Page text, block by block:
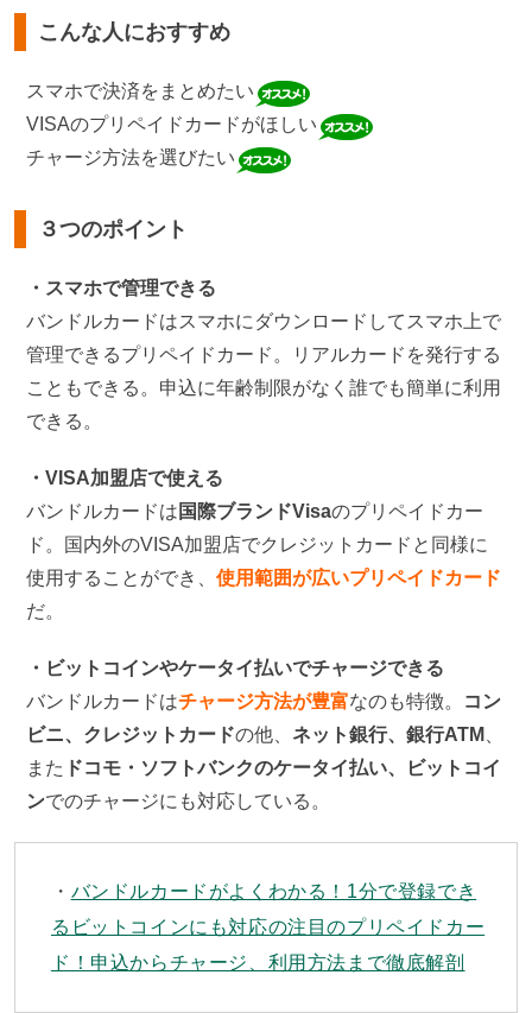
こんな人におすすめ
スマホで決済をまとめたい
VISAのプリペイドカードがほしい
チャージ方法を選びたい
３つのポイント
・スマホで管理できる
バンドルカードはスマホにダウンロードしてスマホ上で
管理できるプリペイドカード。リアルカードを発行する
こともできる。申込に年齢制限がなく誰でも簡単に利用
できる。
・VISA加盟店で使える
バンドルカードは 国際ブランドVisaのプリペイドカー
ド。国内外のVISA加盟店でクレジットカードと同様に
使用することができ、 使用範囲が広いプリペイドカード
だ。
・ビットコインやケータイ払いでチャージできる
バンドルカードはチャージ方法が豊富なのも特徴。
コン
ビニ、クレジットカードの他、 ネット銀行、銀行ATM
また ドコモ・ソフトバンクのケータイ払い、ビットコイ
ンでのチャージにも対応している。
バンドルカードがよくわかる！1分で登録でき
るビットコインにも対応の注目のプリペイドカー
ド！申込からチャージ、利用方法まで徹底解剖